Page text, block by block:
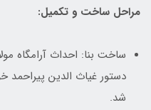
مراحل ساخت و تکمیل:
دستور غیاث الدین پیراحمد
شد.